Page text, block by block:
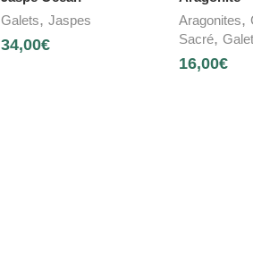
Galets, Jaspes
34,00€
Aragonites,
Sacré,
16,00€